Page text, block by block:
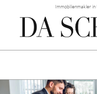
Immobilienmakler